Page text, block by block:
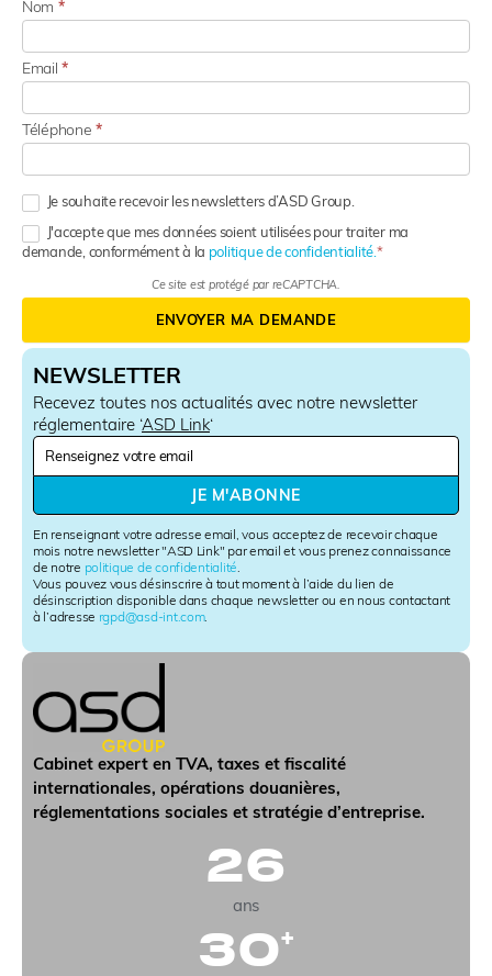
NEWSLETTER
Recevez toutes nos actualités avec notre newsletter
réglementaire ‘ASD Link‘
N
s
l
e
t
t
e
S
g
n
p
En renseignant votre adresse email, vous acceptez de recevoir chaque
mois notre newsletter "ASD Link" par email et vous prenez connaissance
de notre politique de confidentialité
Vous pouvez vous désinscrire à tout moment à l’aide du lien de
désinscription disponible dans chaque newsletter ou en nous contactant
à l’adresse rgpd@asd-int.com.
JE M'ABONNE
Cabinet expert en TVA, taxes et fiscalité
internationales, opérations douanières,
réglementations sociales et stratégie d’entreprise.
ans
26
30+
Nom *
Email*
Téléphone*
Je souhaite recevoir les newsletters d’ASD Group.
J'accepte que mes données soient utilisées pour traiter ma
demande, conformément à la politique de confidentialité.
Ce site est protégé par reCAPTCHA.
ENVOYER MA DEMANDE